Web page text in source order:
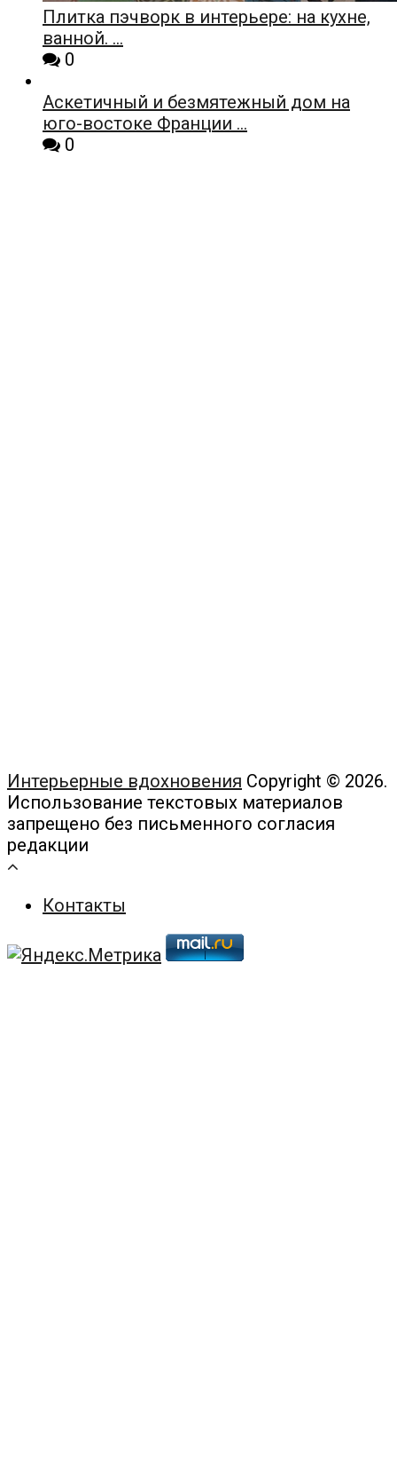
Плитка пэчворк в интерьере: на кухне,
ванной. …
0
Аскетичный и безмятежный дом на
юго-востоке Франции …
0
Интерьерные вдохновения Copyright © 2026.
Использование текстовых материалов
запрещено без письменного согласия
редакции
Контакты